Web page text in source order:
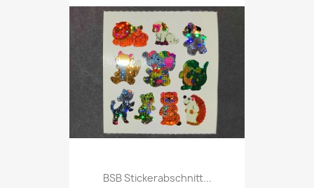
BSB Stickerabschnitt...